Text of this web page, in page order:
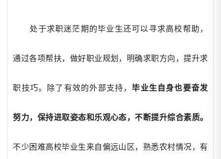
处于求职迷茫期的毕业生还可以寻求高校帮助，
通过各项帮扶，做好职业规划，明确求职方向，提升求
职技巧。除了有效的外部支持，毕业生自身也要奋发
努力，保持进取姿态和乐观心态，不断提升综合素质。
不少困难高校毕业生来自偏远山区，熟悉农村情况，有